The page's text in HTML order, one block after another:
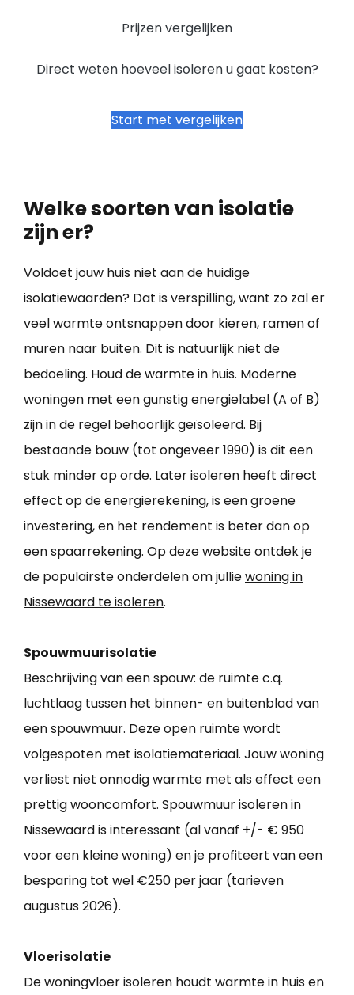
Prijzen vergelijken
Direct weten hoeveel isoleren u gaat kosten?
Start met vergelijken
Welke soorten van isolatie
zijn er?
Voldoet jouw huis niet aan de huidige
isolatiewaarden? Dat is verspilling, want zo zal er
veel warmte ontsnappen door kieren, ramen of
muren naar buiten. Dit is natuurlijk niet de
bedoeling. Houd de warmte in huis. Moderne
woningen met een gunstig energielabel (A of B)
zijn in de regel behoorlijk geïsoleerd. Bij
bestaande bouw (tot ongeveer 1990) is dit een
stuk minder op orde. Later isoleren heeft direct
effect op de energierekening, is een groene
investering, en het rendement is beter dan op
een spaarrekening. Op deze website ontdek je
de populairste onderdelen om julliewoning in
Nissewaard te isoleren.
Spouwmuurisolatie
Beschrijving van een spouw: de ruimte c.q.
luchtlaag tussen het binnen- en buitenblad van
een spouwmuur. Deze open ruimte wordt
volgespoten met isolatiemateriaal. Jouw woning
verliest niet onnodig warmte met als effect een
prettig wooncomfort. Spouwmuur isoleren in
Nissewaard is interessant (al vanaf +/- € 950
voor een kleine woning) en je profiteert van een
besparing tot wel €250 per jaar (tarieven
augustus 2026).
Vloerisolatie
De woningvloer isoleren houdt warmte in huis en